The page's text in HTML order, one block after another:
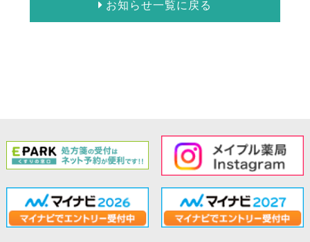
お知らせ一覧に戻る